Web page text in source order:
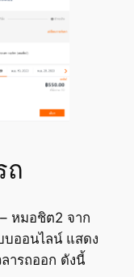
ถ
หมอชิต2 จาก
บออนไลน์ แสดง
ารถออก ดังนี้